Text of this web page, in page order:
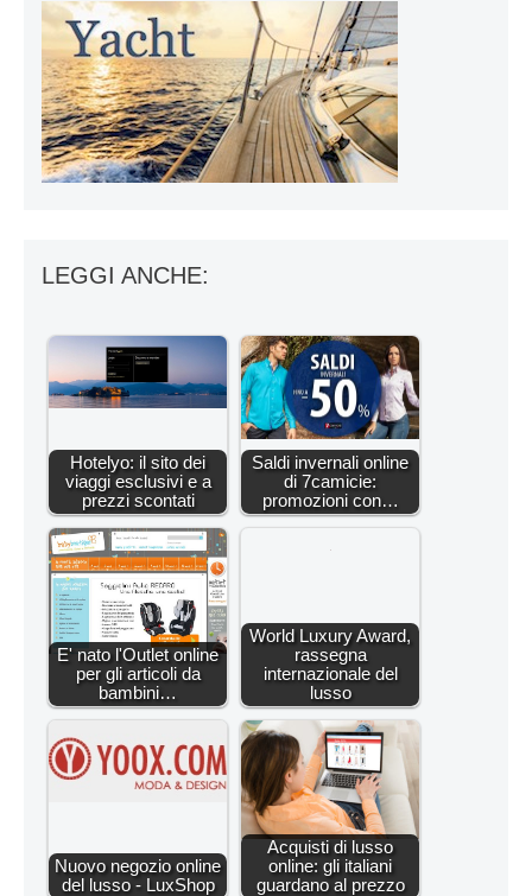
LEGGI ANCHE:
Hotelyo: il sito dei
viaggi esclusivi e a
prezzi scontati
Saldi invernali online
di 7camicie:
promozioni con…
E' nato l'Outlet online
per gli articoli da
bambini…
World Luxury Award,
rassegna
internazionale del
lusso
Nuovo negozio online
del lusso - LuxShop
Acquisti di lusso
online: gli italiani
guardano al prezzo